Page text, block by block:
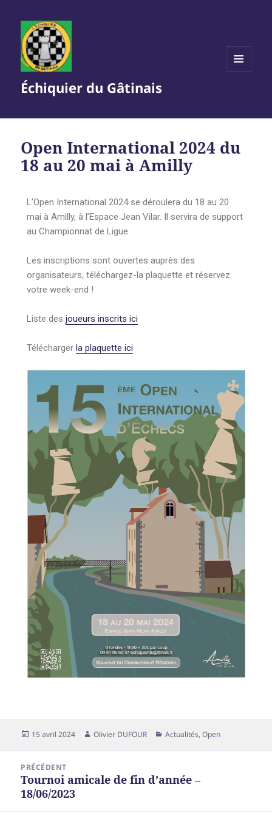
Échiquier du Gâtinais
Open International 2024 du
18 au 20 mai à Amilly
L’Open International 2024 se déroulera du 18 au 20
mai à Amilly, à l’Espace Jean Vilar. Il servira de support
au Championnat de Ligue.
Les inscriptions sont ouvertes auprès des
organisateurs, téléchargez-la plaquette et réservez
votre week-end !
Liste desjoueurs inscrits ici
Télécharger la plaquette ici
15 avril 2024 Olivier DUFOUR Actualités,Open
PRÉCÉDENT
Tournoi amicale de fin d’année –
18/06/2023